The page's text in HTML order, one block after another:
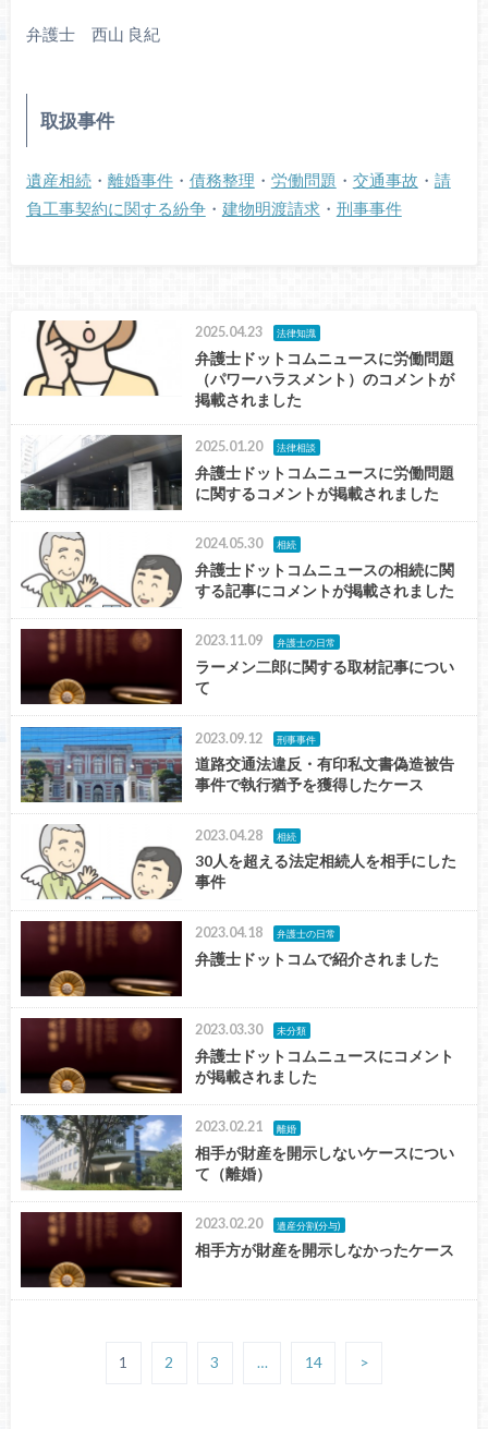
弁護士 西山 良紀
取扱事件
遺産相続・ 離婚事件・ 債務整理 ・ 労働問題 ・ 交通事故 ・ 請
負工事契約に関する紛争・ 建物明渡請求・ 刑事事件
2025.04.23 法律知識
弁護士ドットコムニュースに労働問題
（パワーハラスメント）のコメントが
掲載されました
2025.01.20 法律相談
弁護士ドットコムニュースに労働問題
に関するコメントが掲載されました
2024.05.30 相続
弁護士ドットコムニュースの相続に関
する記事にコメントが掲載されました
2023.11.09 弁護士の日常
ラーメン二郎に関する取材記事につい
て
2023.09.12 刑事事件
道路交通法違反・有印私文書偽造被告
事件で執行猶予を獲得したケース
2023.04.28 相続
30人を超える法定相続人を相手にした
事件
2023.04.18 弁護士の日常
弁護士ドットコムで紹介されました
2023.03.30 未分類
弁護士ドットコムニュースにコメント
が掲載されました
2023.02.21 離婚
相手が財産を開示しないケースについ
て（離婚）
2023.02.20 遺産分割(分与)
相手方が財産を開示しなかったケース
1 2 3 … 14 >